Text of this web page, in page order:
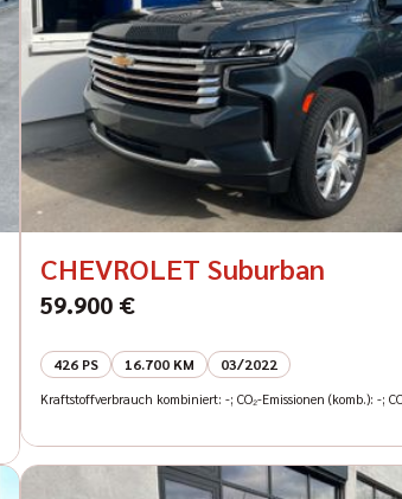
CHEVROLET Suburban
59.900 €
426 PS 16.700 KM 03/2022
Kraftstoffverbrauch kombiniert: -; CO₂-Emissionen (komb.): -;